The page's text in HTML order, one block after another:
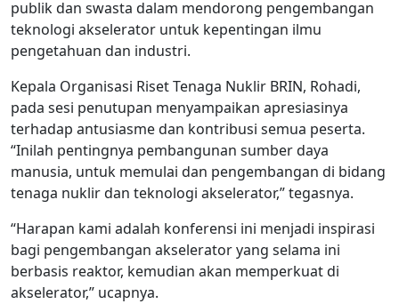
publik dan swasta dalam mendorong pengembangan
teknologi akselerator untuk kepentingan ilmu
pengetahuan dan industri.
Kepala Organisasi Riset Tenaga Nuklir BRIN, Rohadi,
pada sesi penutupan menyampaikan apresiasinya
terhadap antusiasme dan kontribusi semua peserta.
“Inilah pentingnya pembangunan sumber daya
manusia, untuk memulai dan pengembangan di bidang
tenaga nuklir dan teknologi akselerator,” tegasnya.
“Harapan kami adalah konferensi ini menjadi inspirasi
bagi pengembangan akselerator yang selama ini
berbasis reaktor, kemudian akan memperkuat di
akselerator,” ucapnya.